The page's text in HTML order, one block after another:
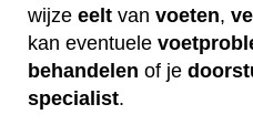
wijze eelt van voeten,
kan eventuele
behandelen of je
specialist.